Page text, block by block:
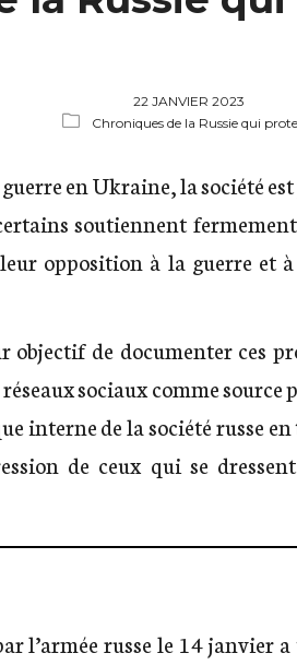
22 JANVIER 2023
Chroniques de la Russie qui
en Ukraine, la société
soutiennent
opposition à la guerre et
objectif de documenter ces
sociaux comme
interne de la société russe
de ceux qui se
l’armée russe le 14 janvier